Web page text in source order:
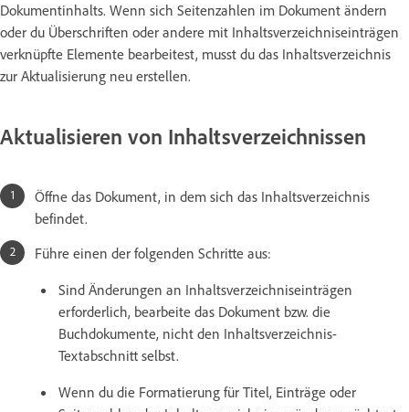
Dokumentinhalts. Wenn sich Seitenzahlen im Dokument ändern
oder du Überschriften oder andere mit Inhaltsverzeichniseinträgen
verknüpfte Elemente bearbeitest, musst du das Inhaltsverzeichnis
zur Aktualisierung neu erstellen.
Aktualisieren von Inhaltsverzeichnissen
Öffne das Dokument, in dem sich das Inhaltsverzeichnis
befindet.
Führe einen der folgenden Schritte aus:
Sind Änderungen an Inhaltsverzeichniseinträgen
erforderlich, bearbeite das Dokument bzw. die
Buchdokumente, nicht den Inhaltsverzeichnis-
Textabschnitt selbst.
Wenn du die Formatierung für Titel, Einträge oder